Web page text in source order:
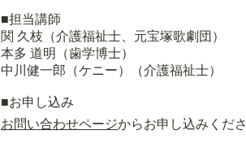
■担当講師
関 久枝（介護福祉士、元宝塚歌劇団）
本多 道明（歯学博士）
中川健一郎（ケニー）（介護福祉士）
■お申し込み
お問い合わせページからお申し込みくだ